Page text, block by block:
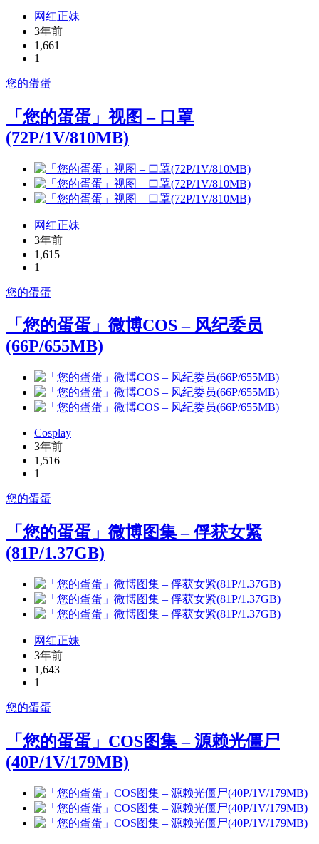
网红正妹
3年前
1,661
1
您的蛋蛋
「您的蛋蛋」视图 – 口罩
(72P/1V/810MB)
网红正妹
3年前
1,615
1
您的蛋蛋
「您的蛋蛋」微博COS – 风纪委员
(66P/655MB)
Cosplay
3年前
1,516
1
您的蛋蛋
「您的蛋蛋」微博图集 – 俘获女紧
(81P/1.37GB)
网红正妹
3年前
1,643
1
您的蛋蛋
「您的蛋蛋」COS图集 – 源赖光僵尸
(40P/1V/179MB)